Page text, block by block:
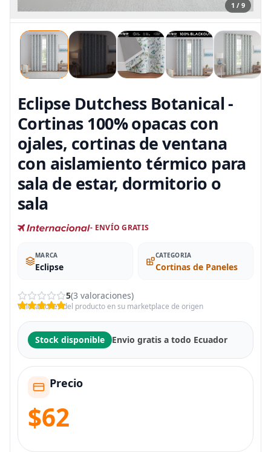
1 / 9
Eclipse Dutchess Botanical -
Cortinas 100% opacas con
ojales, cortinas de ventana
con aislamiento térmico para
sala de estar, dormitorio o
sala
- ENVÍO GRATIS
MARCA
Eclipse
CATEGORIA
Cortinas de Paneles
5(3 valoraciones)
Valoraciones del producto en su marketplace de origen
Stock disponible Envio gratis a todo Ecuador
Precio
$62